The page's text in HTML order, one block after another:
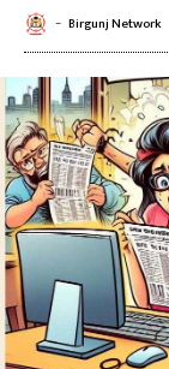
- Birgunj Network